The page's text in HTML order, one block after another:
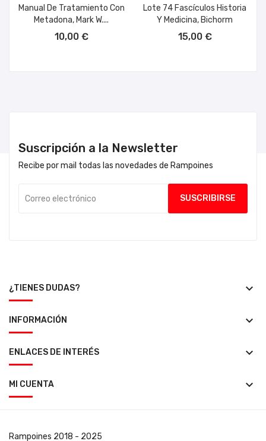
Manual De Tratamiento Con
Metadona, Mark W....
10,00 €
Lote 74 Fascículos Historia
Y Medicina, Bichorm
15,00 €
Suscripción a la Newsletter
Recibe por mail todas las novedades de Rampoines
¿TIENES DUDAS? keyboard_arrow_down
INFORMACIÓN keyboard_arrow_down
ENLACES DE INTERÉS keyboard_arrow_down
MI CUENTA keyboard_arrow_down
Rampoines 2018 - 2025